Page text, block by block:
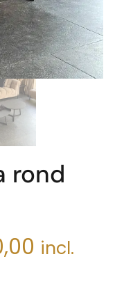
rond
incl.